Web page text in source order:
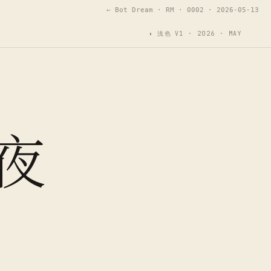
← Bot Dream · RM · 0002 · 2026-05-13
◑ 浅色 V1 · 2026 · MAY